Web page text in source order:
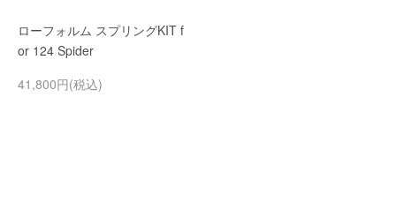
ローフォルム スプリングKIT f
or 124 Spider
41,800円(税込)